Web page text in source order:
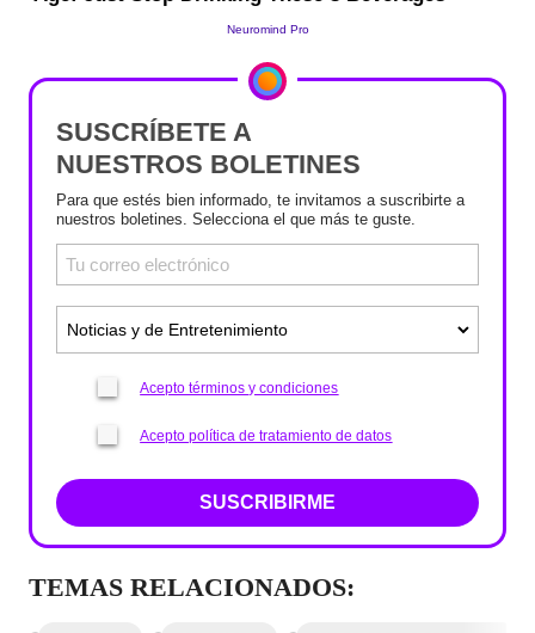
SUSCRÍBETE A
NUESTROS BOLETINES
Para que estés bien informado, te invitamos a suscribirte a
nuestros boletines. Selecciona el que más te guste.
Acepto términos y condiciones
Acepto política de tratamiento de datos
SUSCRIBIRME
TEMAS RELACIONADOS: